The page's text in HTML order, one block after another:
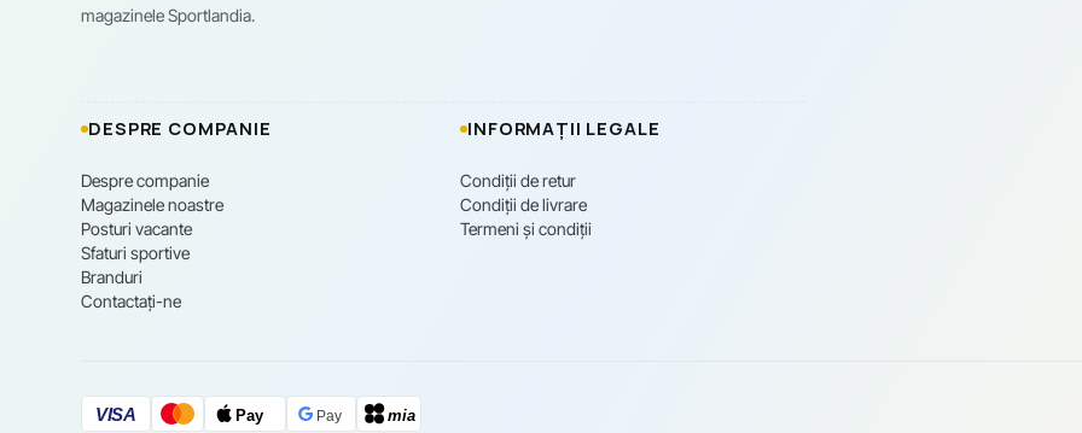
magazinele Sportlandia.
DESPRE COMPANIE
Despre companie
Magazinele noastre
Posturi vacante
Sfaturi sportive
Branduri
Contactați-ne
INFORMAȚII LEGALE
Condiții de retur
Condiții de livrare
Termeni și condiții
VISA Pay Pay mia